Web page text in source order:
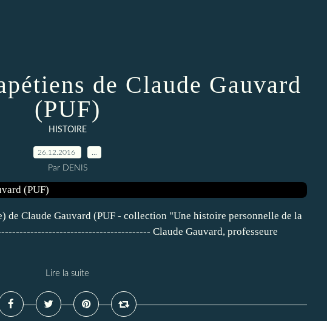
de Claude Gauvard
(PUF)
HISTOIRE
26.12.2016
Par DENIS
de Claude Gauvard (PUF - collection "Une histoire personnelle de la
Claude Gauvard, professeure
Lire la suite